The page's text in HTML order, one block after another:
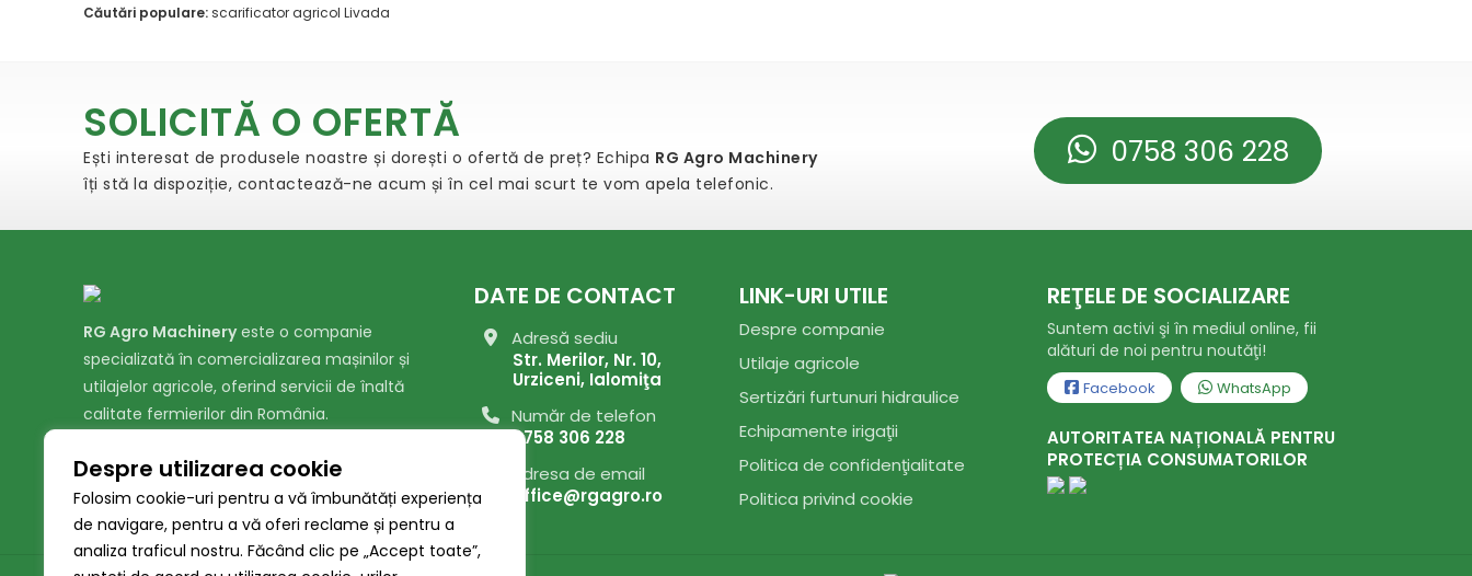
Despre utilizarea cookie
Folosim cookie-uri pentru a vă îmbunătăți experiența
de navigare, pentru a vă oferi reclame și pentru a
analiza traficul nostru. Făcând clic pe „Accept toate”,
Căutări populare:scarificator agricol Livada
SOLICITĂ O OFERTĂ
Ești interesat de produsele noastre și dorești o ofertă de preț? Echipa RG Agro Machinery
îți stă la dispoziție, contactează-ne acum și în cel mai scurt te vom apela telefonic.
0758 306 228
RG Agro Machineryeste o companie
specializată în comercializarea mașinilor și
utilajelor agricole, oferind servicii de înaltă
calitate fermierilor din România.
DATE DE CONTACT
Adresă sediu
Str. Merilor, Nr. 10,
Urziceni, Ialomiţa
Număr de telefon
0758 306 228
Adresa de email
office@rgagro.ro
LINK-URI UTILE
Despre companie
Utilaje agricole
Sertizări furtunuri hidraulice
Echipamente irigaţii
Politica de confidenţialitate
Politica privind cookie
REŢELE DE SOCIALIZARE
Suntem activi şi în mediul online, fii
alături de noi pentru noutăţi!
Facebook WhatsApp
AUTORITATEA NAȚIONALĂ PENTRU
PROTECȚIA CONSUMATORILOR